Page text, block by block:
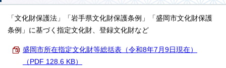
「文化財保護法」「岩手県文化財保護条例」「盛岡市文化財保護
条例」に基づく指定文化財、登録文化財など
盛岡市所在指定文化財等総括表（令和8年7月9日現在）
（PDF 128.6 KB）